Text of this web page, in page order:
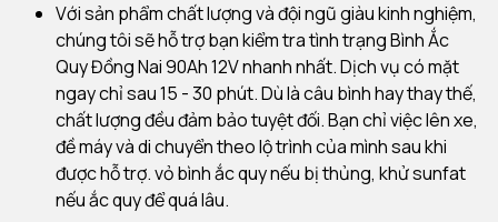
Với sản phẩm chất lượng và đội ngũ giàu kinh nghiệm,
chúng tôi sẽ hỗ trợ bạn kiểm tra tình trạng Bình Ắc
Quy Đồng Nai 90Ah 12V nhanh nhất. Dịch vụ có mặt
ngay chỉ sau 15 - 30 phút. Dù là câu bình hay thay thế,
chất lượng đều đảm bảo tuyệt đối. Bạn chỉ việc lên xe,
đề máy và di chuyển theo lộ trình của mình sau khi
được hỗ trợ. vỏ bình ắc quy nếu bị thủng, khử sunfat
nếu ắc quy để quá lâu.